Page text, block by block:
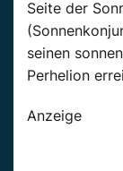
Seite der
seinen
Perhelion
Anzeige